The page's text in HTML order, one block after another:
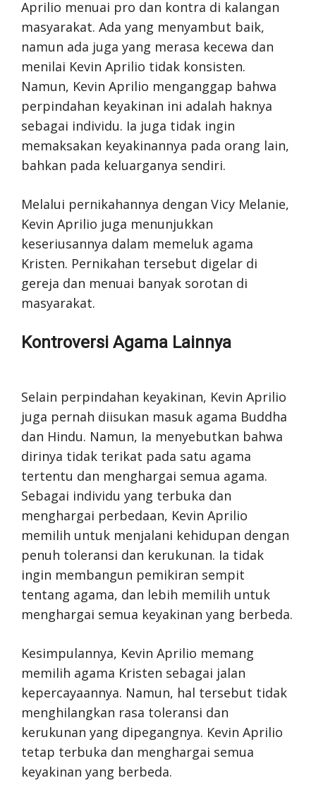
Aprilio menuai pro dan kontra di kalangan
masyarakat. Ada yang menyambut baik,
namun ada juga yang merasa kecewa dan
menilai Kevin Aprilio tidak konsisten.
Namun, Kevin Aprilio menganggap bahwa
perpindahan keyakinan ini adalah haknya
sebagai individu. Ia juga tidak ingin
memaksakan keyakinannya pada orang lain,
bahkan pada keluarganya sendiri.
Melalui pernikahannya dengan Vicy Melanie,
Kevin Aprilio juga menunjukkan
keseriusannya dalam memeluk agama
Kristen. Pernikahan tersebut digelar di
gereja dan menuai banyak sorotan di
masyarakat.
Kontroversi Agama Lainnya
Selain perpindahan keyakinan, Kevin Aprilio
juga pernah diisukan masuk agama Buddha
dan Hindu. Namun, Ia menyebutkan bahwa
dirinya tidak terikat pada satu agama
tertentu dan menghargai semua agama.
Sebagai individu yang terbuka dan
menghargai perbedaan, Kevin Aprilio
memilih untuk menjalani kehidupan dengan
penuh toleransi dan kerukunan. Ia tidak
ingin membangun pemikiran sempit
tentang agama, dan lebih memilih untuk
menghargai semua keyakinan yang berbeda.
Kesimpulannya, Kevin Aprilio memang
memilih agama Kristen sebagai jalan
kepercayaannya. Namun, hal tersebut tidak
menghilangkan rasa toleransi dan
kerukunan yang dipegangnya. Kevin Aprilio
tetap terbuka dan menghargai semua
keyakinan yang berbeda.